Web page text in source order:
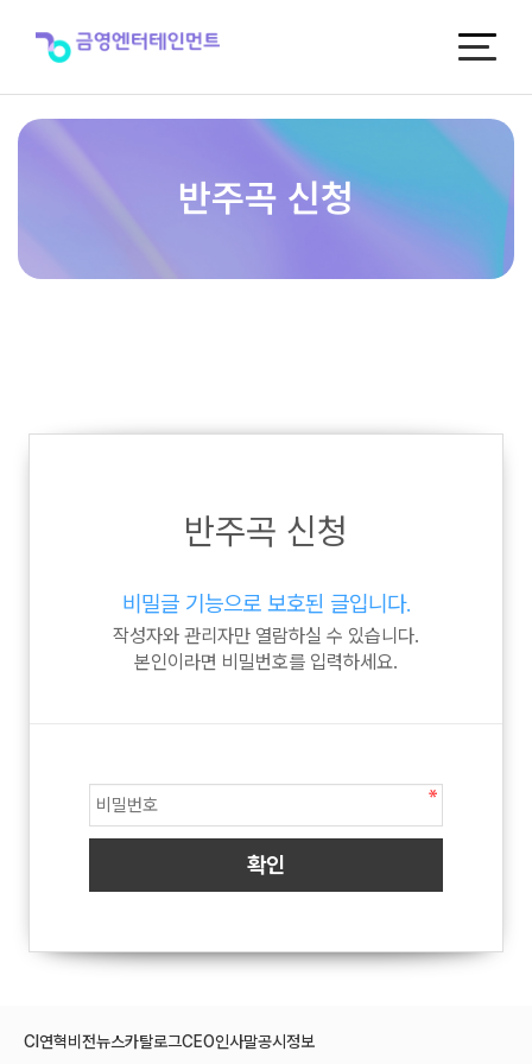
반주곡 신청
반주곡 신청
비밀글 기능으로 보호된 글입니다.
작성자와 관리자만 열람하실 수 있습니다.
본인이라면 비밀번호를 입력하세요.
CI 연혁비전뉴스카탈로그CEO인사말공시정보